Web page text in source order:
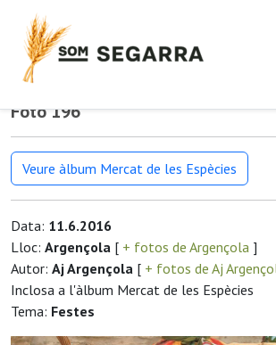
Foto 196
Veure àlbum Mercat de les Espècies
Data: 11.6.2016
Lloc: Argençola [ + fotos de Argençola ]
Autor: Aj Argençola [ + fotos de Aj
Inclosa a l'àlbum Mercat de les Espècies
Tema: Festes